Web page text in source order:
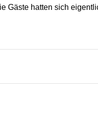
Gäste hatten sich